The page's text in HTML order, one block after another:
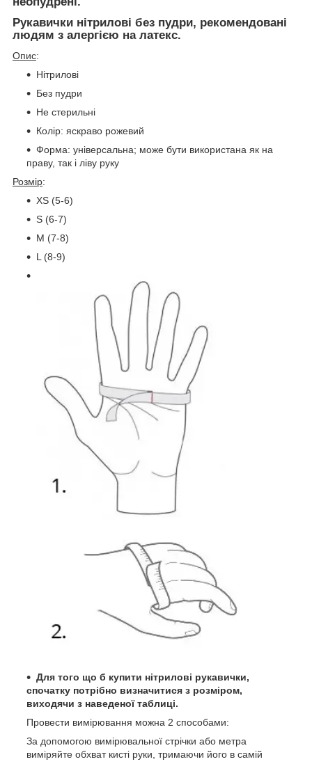
Рукавички нітрилові без пудри, рекомендовані
людям з алергією на латекс.
Опис:
Нітрилові
Без пудри
Не стерильні
Колір: яскраво рожевий
Форма: універсальна; може бути використана як на
праву, так і ліву руку
Розмір:
XS (5-6)
S (6-7)
M (7-8)
L (8-9)
Для того що б купити нітрилові рукавички,
спочатку потрібно визначитися з розміром,
виходячи з наведеної таблиці.
Провести вимірювання можна 2 способами:
За допомогою вимірювальної стрічки або метра
виміряйте обхват кисті руки, тримаючи його в самій